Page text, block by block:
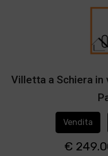
Villetta a Schiera in
Vendita
€